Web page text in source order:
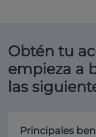
Obtén tu
empieza a
las
Principales